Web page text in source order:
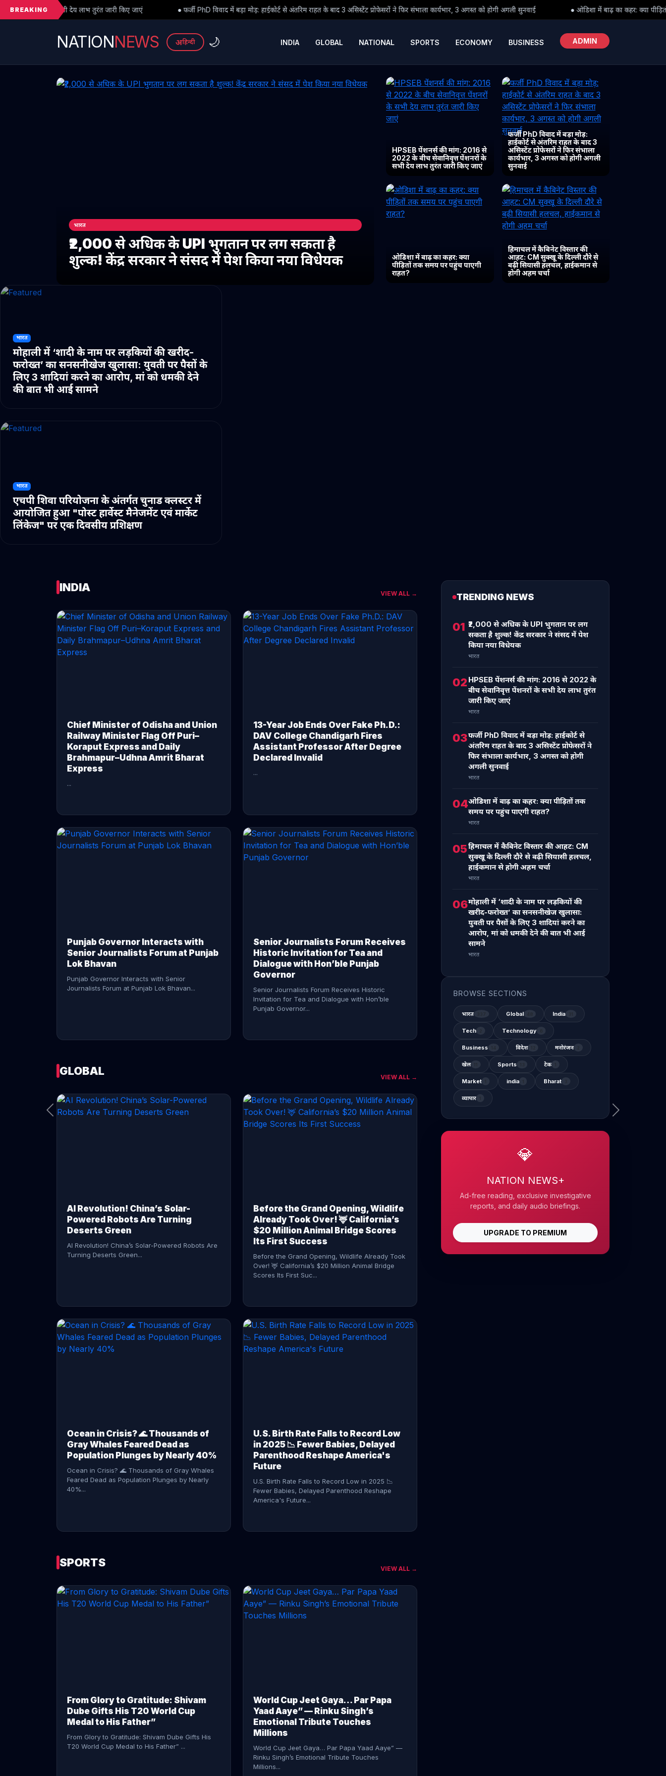
BREAKING
लाभ तुरंत जारी किए जाएं ● फर्जी PhD विवाद में बड़ा मोड़: हाईकोर्ट से अंतरिम राहत के बाद 3 असिस्टेंट प्रोफेसरों ने फिर संभाला कार्यभार, 3 अगस्त को होगी अगली सुनवाई ● ओडिशा में बाढ़ का कहर: क्या पीड़ितों तक समय पर पहुंच पाएगी
NATIONNEWS अहिन्दी 🌙 INDIA GLOBAL NATIONAL SPORTS ECONOMY BUSINESS ADMIN
भारत
₹2,000 से अधिक के UPI भुगतान पर लग सकता है
शुल्क! केंद्र सरकार ने संसद में पेश किया नया विधेयक
HPSEB पेंशनर्स की मांग: 2016 से
2022 के बीच सेवानिवृत्त पेंशनरों के
सभी देय लाभ तुरंत जारी किए जाएं
फर्जी PhD विवाद में बड़ा मोड़:
हाईकोर्ट से अंतरिम राहत के बाद 3
असिस्टेंट प्रोफेसरों ने फिर संभाला
कार्यभार, 3 अगस्त को होगी अगली
सुनवाई
ओडिशा में बाढ़ का कहर: क्या
पीड़ितों तक समय पर पहुंच पाएगी
राहत?
हिमाचल में कैबिनेट विस्तार की
आहट: CM सुक्खू के दिल्ली दौरे से
बढ़ी सियासी हलचल, हाईकमान से
होगी अहम चर्चा
भारत
मोहाली में ‘शादी के नाम पर लड़कियों की खरीद-
फरोख्त’ का सनसनीखेज खुलासा: युवती पर पैसों के
लिए 3 शादियां करने का आरोप, मां को धमकी देने
की बात भी आई सामने
भारत
एचपी शिवा परियोजना के अंतर्गत चुनाड क्लस्टर में
आयोजित हुआ "पोस्ट हार्वेस्ट मैनेजमेंट एवं मार्केट
लिंकेज" पर एक दिवसीय प्रशिक्षण
INDIA VIEW ALL →
Chief Minister of Odisha and Union
Railway Minister Flag Off Puri–
Koraput Express and Daily
Brahmapur–Udhna Amrit Bharat
Express
...
13-Year Job Ends Over Fake Ph.D.:
DAV College Chandigarh Fires
Assistant Professor After Degree
Declared Invalid
...
Punjab Governor Interacts with
Senior Journalists Forum at Punjab
Lok Bhavan
Punjab Governor Interacts with Senior
Journalists Forum at Punjab Lok Bhavan...
Senior Journalists Forum Receives
Historic Invitation for Tea and
Dialogue with Hon’ble Punjab
Governor
Senior Journalists Forum Receives Historic
Invitation for Tea and Dialogue with Hon’ble
Punjab Governor...
CONTINUE READING →
GLOBAL VIEW ALL →
AI Revolution! China’s Solar-
Powered Robots Are Turning
Deserts Green
AI Revolution! China’s Solar-Powered Robots Are
Turning Deserts Green...
Before the Grand Opening, Wildlife
Already Took Over! 🦌 California’s
$20 Million Animal Bridge Scores
Its First Success
Before the Grand Opening, Wildlife Already Took
Over! 🦌 California’s $20 Million Animal Bridge
Scores Its First Suc...
Ocean in Crisis? 🌊 Thousands of
Gray Whales Feared Dead as
Population Plunges by Nearly 40%
Ocean in Crisis? 🌊 Thousands of Gray Whales
Feared Dead as Population Plunges by Nearly
40%...
U.S. Birth Rate Falls to Record Low
in 2025 📉 Fewer Babies, Delayed
Parenthood Reshape America's
Future
U.S. Birth Rate Falls to Record Low in 2025 📉
Fewer Babies, Delayed Parenthood Reshape
America's Future...
CONTINUE READING →
SPORTS VIEW ALL →
From Glory to Gratitude: Shivam
Dube Gifts His T20 World Cup
Medal to His Father”
From Glory to Gratitude: Shivam Dube Gifts His
T20 World Cup Medal to His Father” ...
World Cup Jeet Gaya… Par Papa
Yaad Aaye” — Rinku Singh’s
Emotional Tribute Touches
Millions
World Cup Jeet Gaya… Par Papa Yaad Aaye” —
Rinku Singh’s Emotional Tribute Touches
Millions...
TRENDING NEWS
01 ₹2,000 से अधिक के UPI भुगतान पर लग
सकता है शुल्क! केंद्र सरकार ने संसद में पेश
किया नया विधेयक
भारत
02 HPSEB पेंशनर्स की मांग: 2016 से 2022 के
बीच सेवानिवृत्त पेंशनरों के सभी देय लाभ तुरंत
जारी किए जाएं
भारत
03फर्जी PhD विवाद में बड़ा मोड़: हाईकोर्ट से
अंतरिम राहत के बाद 3 असिस्टेंट प्रोफेसरों ने
फिर संभाला कार्यभार, 3 अगस्त को होगी
अगली सुनवाई
भारत
04ओडिशा में बाढ़ का कहर: क्या पीड़ितों तक
समय पर पहुंच पाएगी राहत?
भारत
05हिमाचल में कैबिनेट विस्तार की आहट: CM
सुक्खू के दिल्ली दौरे से बढ़ी सियासी हलचल,
हाईकमान से होगी अहम चर्चा
भारत
06मोहाली में ‘शादी के नाम पर लड़कियों की
खरीद-फरोख्त’ का सनसनीखेज खुलासा:
युवती पर पैसों के लिए 3 शादियां करने का
आरोप, मां को धमकी देने की बात भी आई
सामने
भारत
BROWSE SECTIONS
भारत Global India
Tech Technology
Business विदेश मनोरंजन
खेल Sports टेक
Market india Bharat
व्यापार
💎
NATION NEWS+
Ad-free reading, exclusive investigative
reports, and daily audio briefings.
UPGRADE TO PREMIUM